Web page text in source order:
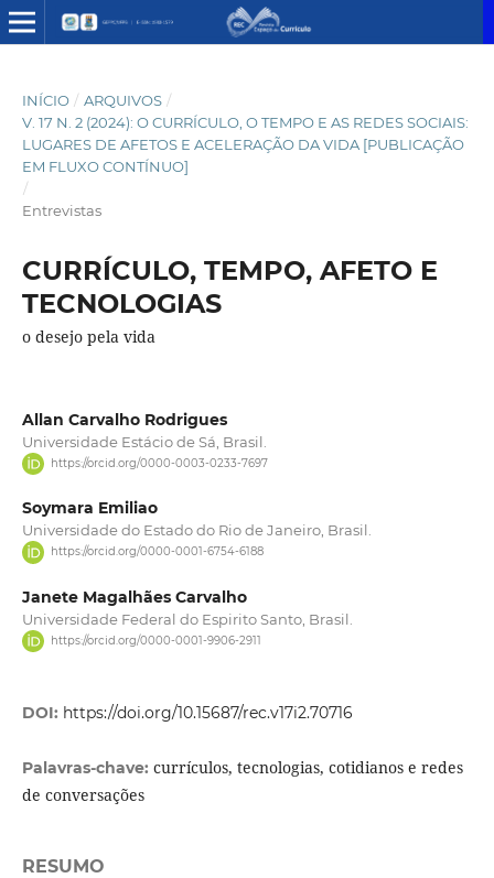
INÍCIO / ARQUIVOS /
V. 17 N. 2 (2024): O CURRÍCULO, O TEMPO E AS REDES SOCIAIS:
LUGARES DE AFETOS E ACELERAÇÃO DA VIDA [PUBLICAÇÃO
EM FLUXO CONTÍNUO]
/
Entrevistas
CURRÍCULO, TEMPO, AFETO E
TECNOLOGIAS
o desejo pela vida
Allan Carvalho Rodrigues
Universidade Estácio de Sá, Brasil.
https://orcid.org/0000-0003-0233-7697
Soymara Emiliao
Universidade do Estado do Rio de Janeiro, Brasil.
https://orcid.org/0000-0001-6754-6188
Janete Magalhães Carvalho
Universidade Federal do Espirito Santo, Brasil.
https://orcid.org/0000-0001-9906-2911
DOI: https://doi.org/10.15687/rec.v17i2.70716
Palavras-chave: currículos, tecnologias, cotidianos e redes
de conversações
RESUMO